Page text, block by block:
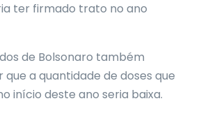
ter firmado trato no ano
de Bolsonaro também
a quantidade de doses que
início deste ano seria baixa.